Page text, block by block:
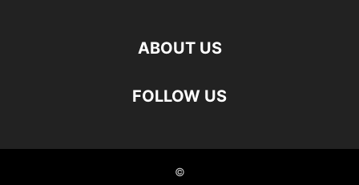
ABOUT US
FOLLOW US
©